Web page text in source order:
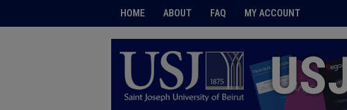
HOME ABOUT FAQ MY ACCOUNT